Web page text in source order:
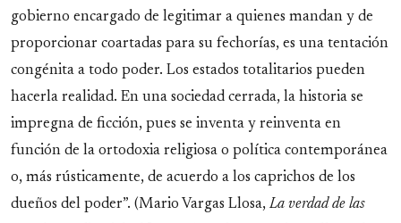
gobierno encargado de legitimar a quienes mandan y de
proporcionar coartadas para su fechorías, es una tentación
congénita a todo poder. Los estados totalitarios pueden
hacerla realidad. En una sociedad cerrada, la historia se
impregna de ficción, pues se inventa y reinventa en
función de la ortodoxia religiosa o política contemporánea
o, más rústicamente, de acuerdo a los caprichos de los
dueños del poder”. (Mario Vargas Llosa, La verdad de las